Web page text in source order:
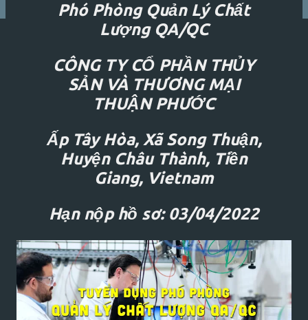
Phó Phòng Quản Lý Chất
Lượng QA/QC
CÔNG TY CỔ PHẦN THỦY
SẢN VÀ THƯƠNG MẠI
THUẬN PHƯỚC
Ấp Tây Hòa, Xã Song Thuận,
Huyện Châu Thành, Tiền
Giang, Vietnam
Hạn nộp hồ sơ: 03/04/2022